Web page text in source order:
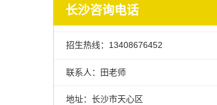
长沙咨询电话
招生热线：13408676452
联系人：田老师
地址：长沙市天心区